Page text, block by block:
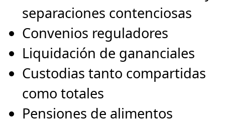
separaciones contenciosas
Convenios reguladores
Liquidación de gananciales
Custodias tanto compartidas
como totales
Pensiones de alimentos